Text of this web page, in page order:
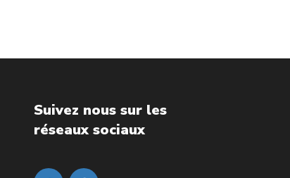
Suivez nous sur les
réseaux sociaux